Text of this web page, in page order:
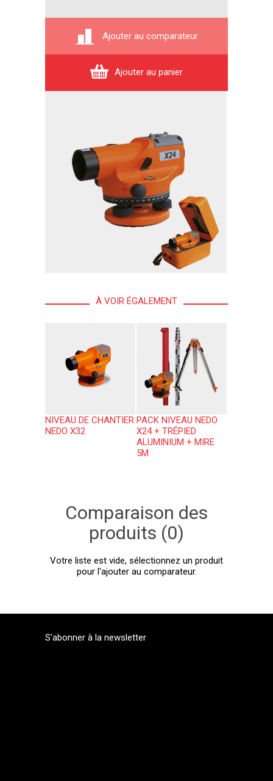
Ajouter au comparateur
Ajouter au panier
À VOIR ÉGALEMENT
NIVEAU DE CHANTIER
NEDO X32
PACK NIVEAU NEDO
X24 + TRÉPIED
ALUMINIUM + MIRE
5M
Comparaison des
produits (0)
Votre liste est vide, sélectionnez un produit
pour l'ajouter au comparateur.
S'abonner à la newsletter